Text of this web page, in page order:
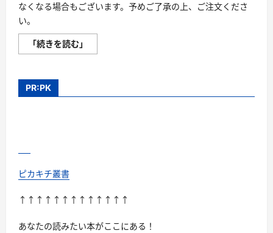
なくなる場合もございます。予めご了承の上、ご注文くださ
い。
「続きを読む」
内
ハ
読
む
PR:PK
ピカキチ叢書
↑↑↑↑↑↑↑↑↑↑↑↑↑
あなたの読みたい本がここにある！